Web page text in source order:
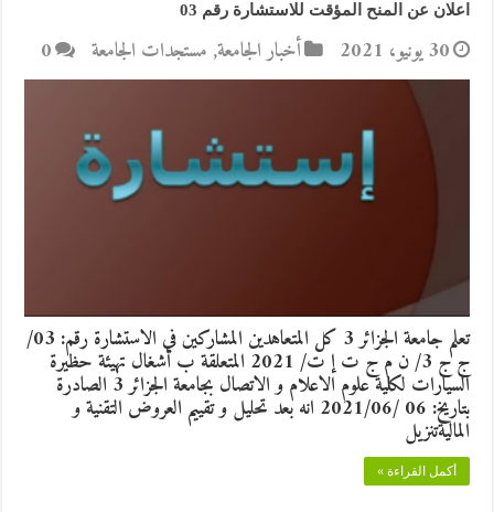
اعلان عن المنح المؤقت للاستشارة رقم 03
30 يونيو، 2021 أخبار الجامعة, مستجدات الجامعة 0
تعلم جامعة الجزائر 3 كل المتعاهدين المشاركين في الاستشارة رقم: 03/
ج ج 3/ ن م ج ت إ ت/ 2021 المتعلقة ب أشغال تهيئة حظيرة
السيارات لكلية علوم الاعلام و الاتصال بجامعة الجزائر 3 الصادرة
بتاريخ: 06 /2021/06 انه بعد تحليل و تقييم العروض التقنية و
الماليةتنزيل
أكمل القراءة »